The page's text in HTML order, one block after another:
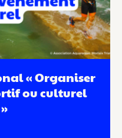
« Organiser
ou culturel